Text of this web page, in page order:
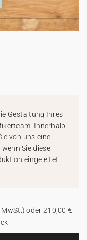
Gestaltung Ihres
Innerhalb
von uns eine
Sie diese
eingeleitet.
oder 210,00 €